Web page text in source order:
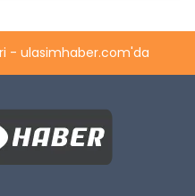
- ulasimhaber.com'da